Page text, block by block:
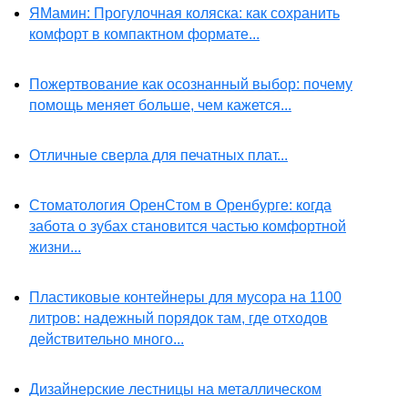
ЯМамин: Прогулочная коляска: как сохранить
комфорт в компактном формате...
Пожертвование как осознанный выбор: почему
помощь меняет больше, чем кажется...
Отличные сверла для печатных плат...
Стоматология ОренСтом в Оренбурге: когда
забота о зубах становится частью комфортной
жизни...
Пластиковые контейнеры для мусора на 1100
литров: надежный порядок там, где отходов
действительно много...
Дизайнерские лестницы на металлическом